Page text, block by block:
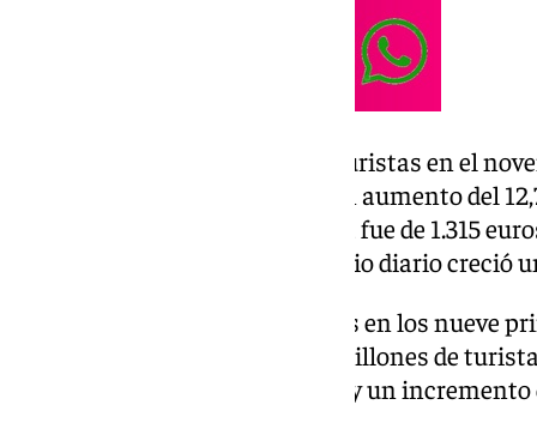
El gasto que efectuaron estos turistas en el
12.615 millones de euros, con un aumento del
2023. El gasto medio por turista fue de 1.315
3,3%, mientras que el gasto medio diario creció
Los principales países emisores en los nueve
Reino Unido (con más de 14,7 millones de
Francia (con casi 10,3 millones y un